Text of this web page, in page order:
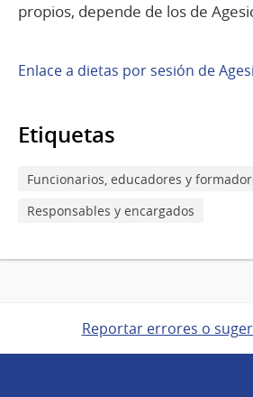
propios, depende de los de
Enlace a dietas por sesión de
Etiquetas
Funcionarios, educadores y
Responsables y encargados
Reportar errores o